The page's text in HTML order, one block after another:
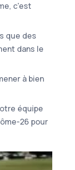
c'est
que des
dans le
à bien
équipe
26 pour